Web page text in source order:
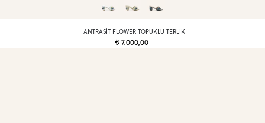
ANTRASIT FLOWER TOPUKLU TERLIK
t 7.000,00